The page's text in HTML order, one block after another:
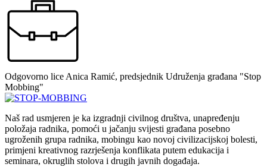
Odgovorno lice Anica Ramić, predsjednik Udruženja građana "Stop
Mobbing"
Naš rad usmjeren je ka izgradnji civilnog društva, unapređenju
položaja radnika, pomoći u jačanju svijesti građana posebno
ugroženih grupa radnika, mobingu kao novoj civilizacijskoj bolesti,
primjeni kreativnog razrješenja konflikata putem edukacija i
seminara, okruglih stolova i drugih javnih događaja.